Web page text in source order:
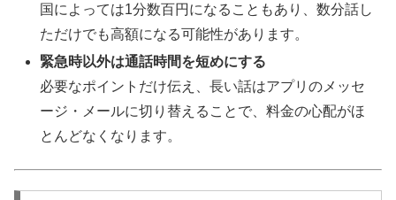
国によっては1分数百円になることもあり、数分話し
ただけでも高額になる可能性があります。
緊急時以外は通話時間を短めにする
必要なポイントだけ伝え、長い話はアプリのメッセ
ージ・メールに切り替えることで、料金の心配がほ
とんどなくなります。